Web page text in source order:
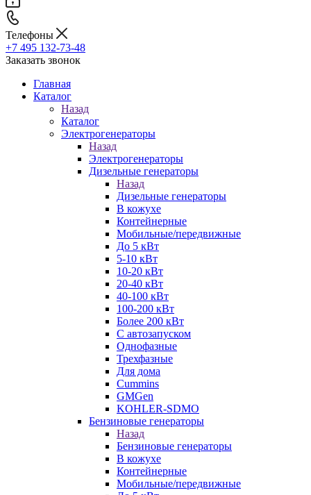
Телефоны
+7 495 132-73-48
Заказать звонок
Главная
Каталог
Назад
Каталог
Электрогенераторы
Назад
Электрогенераторы
Дизельные генераторы
Назад
Дизельные генераторы
В кожухе
Контейнерные
Мобильные/передвижные
До 5 кВт
5-10 кВт
10-20 кВт
20-40 кВт
40-100 кВт
100-200 кВт
Более 200 кВт
С автозапуском
Однофазные
Трехфазные
Для дома
Cummins
GMGen
KOHLER-SDMO
Бензиновые генераторы
Назад
Бензиновые генераторы
В кожухе
Контейнерные
Мобильные/передвижные